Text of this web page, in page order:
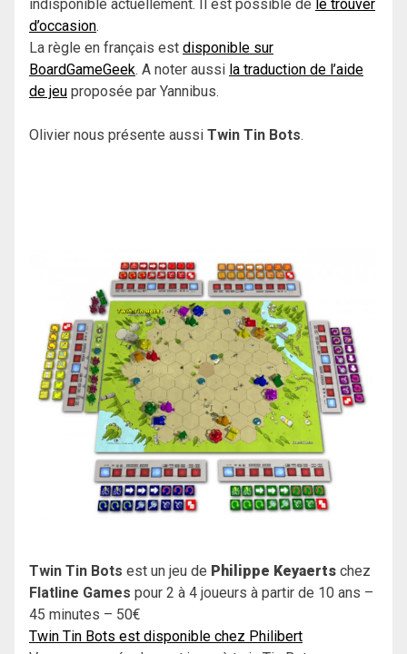
indisponible actuellement. Il est possible de le trouver
d’occasion.
La règle en français est disponible sur
BoardGameGeek. A noter aussi la traduction de l’aide
de jeu proposée par Yannibus.
Olivier nous présente aussi Twin Tin Bots.
Twin Tin Bots est un jeu de Philippe Keyaerts chez
Flatline Games pour 2 à 4 joueurs à partir de 10 ans –
45 minutes – 50€
Twin Tin Bots est disponible chez Philibert